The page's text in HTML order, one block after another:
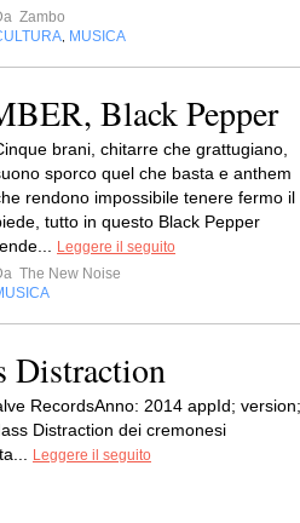
Zambo
MUSICA
Black Pepper
brani, chitarre che grattugiano,
sporco quel che basta e anthem
rendono impossibile tenere fermo il
tutto in questo Black Pepper
Leggere il seguito
The New Noise
Distraction
RecordsAnno: 2014 appId; version;
Distraction dei cremonesi
Leggere il seguito